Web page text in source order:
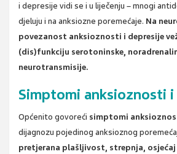
i depresije vidi se i u liječenju – mnogi
djeluju i na anksiozne poremećaje. Na
povezanost anksioznosti i depresije
(dis)funkciju serotoninske,
neurotransmisije.
Simptomi anksioznosti
Općenito govoreći simptomi
dijagnozu pojedinog anksioznog
pretjerana plašljivost, strepnja,